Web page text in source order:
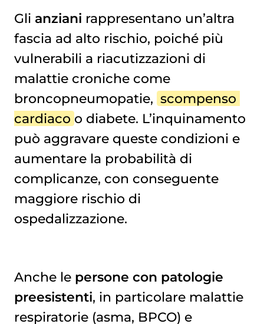
Gli anziani rappresentano un’altra
fascia ad alto rischio, poiché più
vulnerabili a riacutizzazioni di
malattie croniche come
broncopneumopatie, scompenso
cardiaco o diabete. L’inquinamento
può aggravare queste condizioni e
aumentare la probabilità di
complicanze, con conseguente
maggiore rischio di
ospedalizzazione.
Anche le persone con patologie
preesistenti, in particolare malattie
respiratorie (asma, BPCO) e